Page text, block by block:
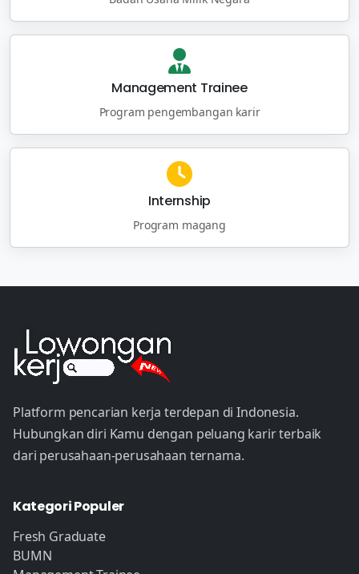
Management Trainee
Program pengembangan karir
Internship
Program magang
Platform pencarian kerja terdepan di Indonesia.
Hubungkan diri Kamu dengan peluang karir terbaik
dari perusahaan-perusahaan ternama.
Kategori Populer
Fresh Graduate
BUMN